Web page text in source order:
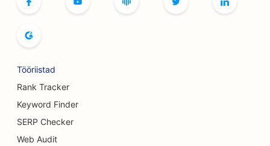
SEO leivaküpsetiste jaoks
SEO rindade suurendamise teenuste jaoks
SEO buffet-restoranidele
SEO Burgeri veoautodele
Tööriistad
Rank Tracker
Keyword Finder
SERP Checker
Web Audit